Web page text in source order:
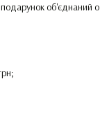
об'єднаний